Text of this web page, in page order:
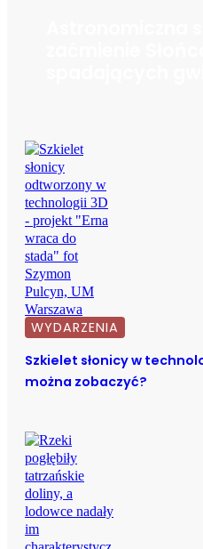
WYDARZENIA
Szkielet słonicy w
można zobaczyć?